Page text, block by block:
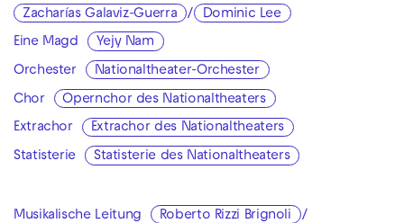
Zacharías Galaviz-Guerra / Dominic Lee
Eine Magd Yejy Nam
Orchester Nationaltheater-Orchester
Chor Opernchor des Nationaltheaters
Extrachor Extrachor des Nationaltheaters
Statisterie Statisterie des Nationaltheaters
Musikalische Leitung Roberto Rizzi Brignoli
/